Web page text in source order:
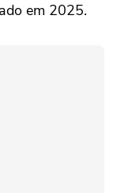
em 2025.